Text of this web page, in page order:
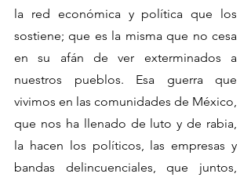
la red económica y política que los
sostiene; que es la misma que no cesa
en su afán de ver exterminados a
nuestros pueblos. Esa guerra que
vivimos en las comunidades de México,
que nos ha llenado de luto y de rabia,
la hacen los políticos, las empresas y
bandas delincuenciales, que juntos,